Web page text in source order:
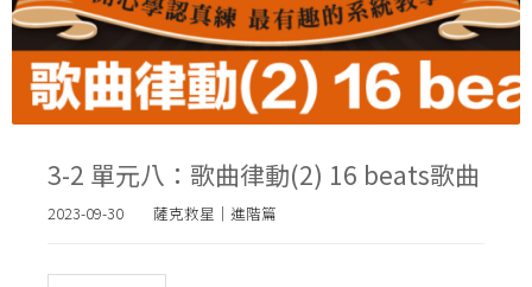
3-2 單元八：歌曲律動(2) 16 beats歌曲
2023-09-30 薩克救星｜進階篇